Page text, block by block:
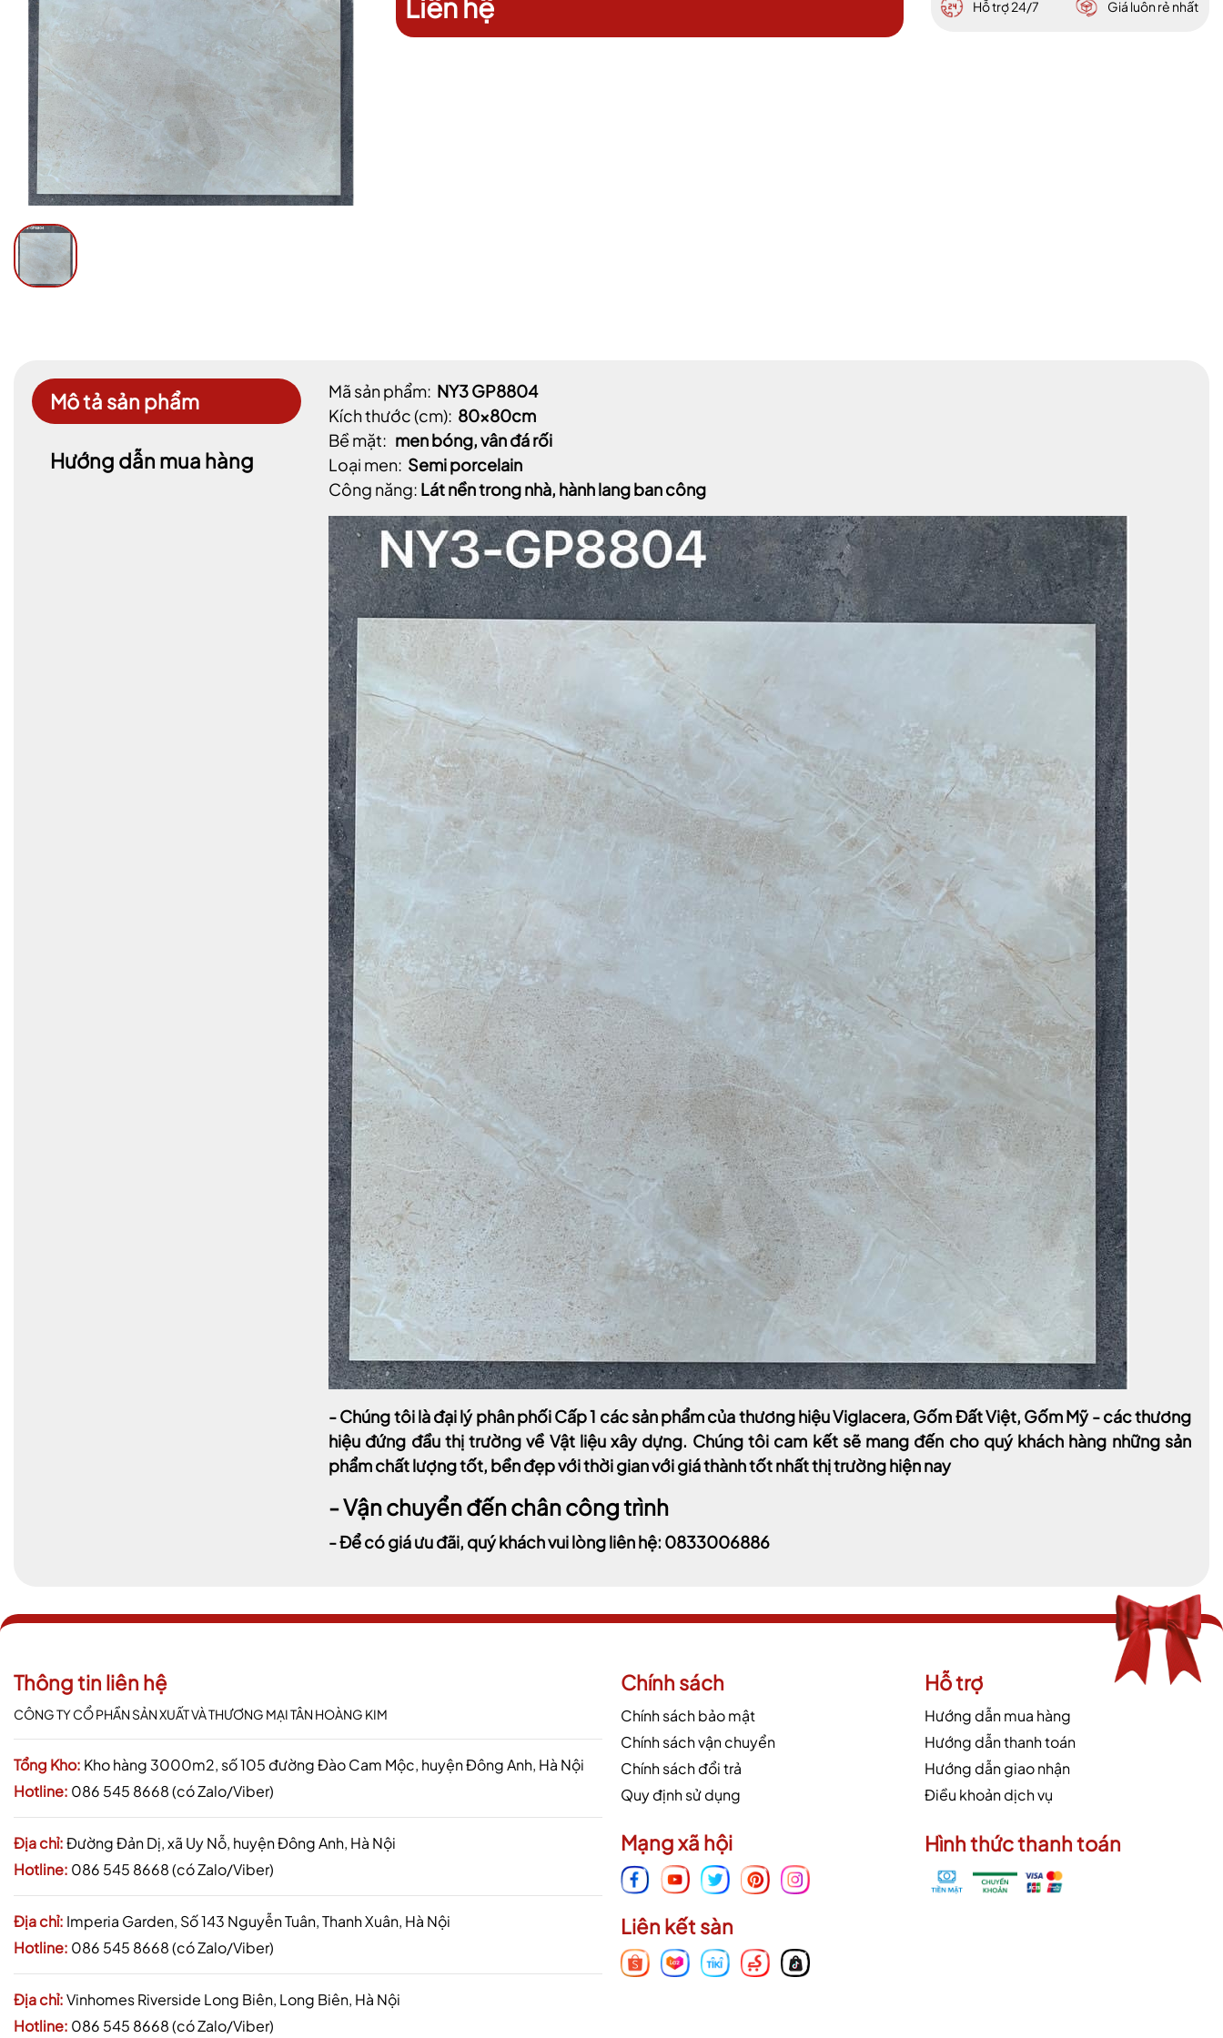
Liên hệ
Hỗ trợ 24/7
Giá luôn rẻ nhất
Mô tả sản phẩm
Hướng dẫn mua hàng
Mã sản phẩm: NY3 GP8804
Kích thước (cm): 80x80cm
Bề mặt: men bóng, vân đá rối
Loại men: Semi porcelain
Công năng: Lát nền trong nhà, hành lang ban công
- Chúng tôi là đại lý phân phối Cấp 1 các sản phẩm của thương hiệu Viglacera, Gốm Đất Việt, Gốm Mỹ - các thương
hiệu đứng đầu thị trường về Vật liệu xây dựng. Chúng tôi cam kết sẽ mang đến cho quý khách hàng những sản
phẩm chất lượng tốt, bền đẹp với thời gian với giá thành tốt nhất thị trường hiện nay
- Vận chuyển đến chân công trình
- Để có giá ưu đãi, quý khách vui lòng liên hệ: 0833006886
Điều kiện:
Thông tin liên hệ
CÔNG TY CỔ PHẦN SẢN XUẤT VÀ THƯƠNG MẠI TÂN HOÀNG KIM
Tổng Kho: Kho hàng 3000m2, số 105 đường Đào Cam Mộc, huyện Đông Anh, Hà Nội
Hotline: 086 545 8668 (có Zalo/Viber)
Địa chỉ:Đường Đản Dị, xã Uy Nỗ, huyện Đông Anh, Hà Nội
Hotline: 086 545 8668 (có Zalo/Viber)
Địa chỉ: Imperia Garden, Số 143 Nguyễn Tuân, Thanh Xuân, Hà Nội
Hotline: 086 545 8668 (có Zalo/Viber)
Địa chỉ:Vinhomes Riverside Long Biên, Long Biên, Hà Nội
Hotline: 086 545 8668 (có Zalo/Viber)
Chính sách
Chính sách bảo mật
Chính sách vận chuyển
Chính sách đổi trả
Quy định sử dụng
Hỗ trợ
Hướng dẫn mua hàng
Hướng dẫn thanh toán
Hướng dẫn giao nhận
Điều khoản dịch vụ
Mạng xã hội
Liên kết sàn
Hình thức thanh toán